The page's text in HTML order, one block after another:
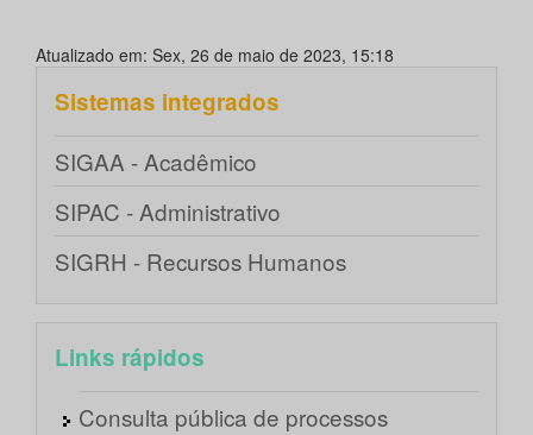
Atualizado em: Sex, 26 de maio de 2023, 15:18
Sistemas integrados
SIGAA - Acadêmico
SIPAC - Administrativo
SIGRH - Recursos Humanos
Links rápidos
Consulta pública de processos